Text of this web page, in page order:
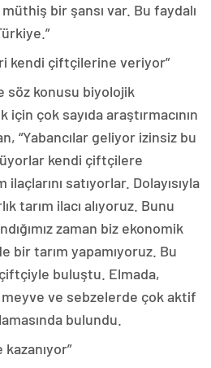
bir şansı var. Bu faydalı
kendi çiftçilerine veriyor”
söz konusu biyolojik
çok sayıda araştırmacının
“Yabancılar geliyor izinsiz bu
kendi çiftçilere
satıyorlar. Dolayısıyla
tarım ilacı alıyoruz. Bunu
zaman biz ekonomik
bir tarım yapamıyoruz. Bu
buluştu. Elmada,
ve sebzelerde çok aktif
bulundu.